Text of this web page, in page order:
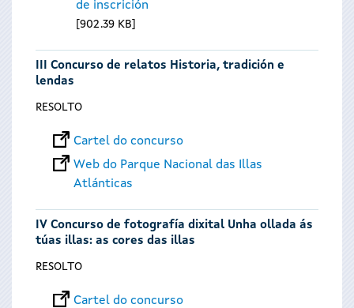
de inscrición
902.39 KB
III Concurso de relatos Historia, tradición e
lendas
RESOLTO
Cartel do concurso
Web do Parque Nacional das Illas
Atlánticas
IV Concurso de fotografía dixital Unha ollada ás
túas illas: as cores das illas
RESOLTO
Cartel do concurso